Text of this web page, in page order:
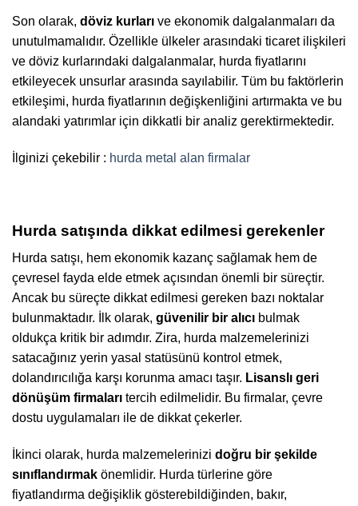
Son olarak, döviz kurları ve ekonomik dalgalanmaları da
unutulmamalıdır. Özellikle ülkeler arasındaki ticaret ilişkileri
ve döviz kurlarındaki dalgalanmalar, hurda fiyatlarını
etkileyecek unsurlar arasında sayılabilir. Tüm bu faktörlerin
etkileşimi, hurda fiyatlarının değişkenliğini artırmakta ve bu
alandaki yatırımlar için dikkatli bir analiz gerektirmektedir.
İlginizi çekebilir : hurda metal alan firmalar
Hurda satışında dikkat edilmesi gerekenler
Hurda satışı, hem ekonomik kazanç sağlamak hem de
çevresel fayda elde etmek açısından önemli bir süreçtir.
Ancak bu süreçte dikkat edilmesi gereken bazı noktalar
bulunmaktadır. İlk olarak, güvenilir bir alıcı bulmak
oldukça kritik bir adımdır. Zira, hurda malzemelerinizi
satacağınız yerin yasal statüsünü kontrol etmek,
dolandırıcılığa karşı korunma amacı taşır. Lisanslı geri
dönüşüm firmaları tercih edilmelidir. Bu firmalar, çevre
dostu uygulamaları ile de dikkat çekerler.
İkinci olarak, hurda malzemelerinizi doğru bir şekilde
sınıflandırmak önemlidir. Hurda türlerine göre
fiyatlandırma değişiklik gösterebildiğinden, bakır,